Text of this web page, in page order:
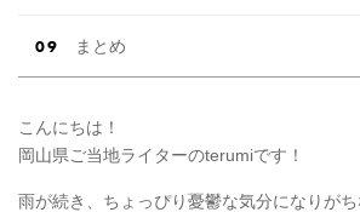
まとめ
こんにちは！
岡山県ご当地ライターのterumiです！
雨が続き、ちょっぴり憂鬱な気分になりがち